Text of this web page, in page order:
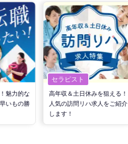
魅力的な
いもの勝
セラピスト
高年収＆土日休みを狙える！
人気の訪問リハ求人をご紹介
します！